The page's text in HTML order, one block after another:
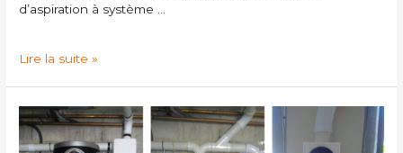
d’aspiration à système …
Lire la suite »